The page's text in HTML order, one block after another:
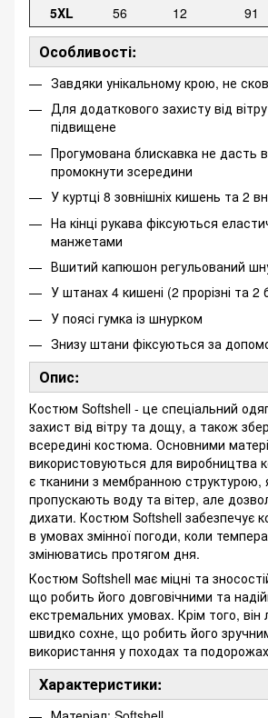
5XL
56 12 91
Особливості:
Завдяки унікальному крою, не
Для додаткового захисту від
підвищене
Прогумована блискавка не дасть
промокнути зсередини
У куртці 8 зовнішніх кишень та 2
На кінці рукава фіксуються
манжетами
Вшитий капюшон регульований
У штанах 4 кишені (2 прорізні та 2
У поясі гумка із шнурком
Знизу штани фіксуються за
Опис:
Костюм Softshell - це спеціальний
захист від вітру та дощу, а також
всередині костюма. Основними
використовуються для виробництва
є тканини з мембранною структурою,
пропускають воду та вітер, але
дихати. Костюм Softshell забезпечує
в умовах змінної погоди, коли
змінюватись протягом дня.
Костюм Softshell має міцні та
що робить його довговічними та
екстремальних умовах. Крім того, він
швидко сохне, що робить його
використання у походах та
Характеристики: